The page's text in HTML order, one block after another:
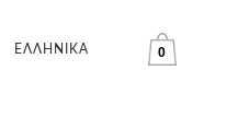
0
ΕΛΛΗΝΙΚΑ